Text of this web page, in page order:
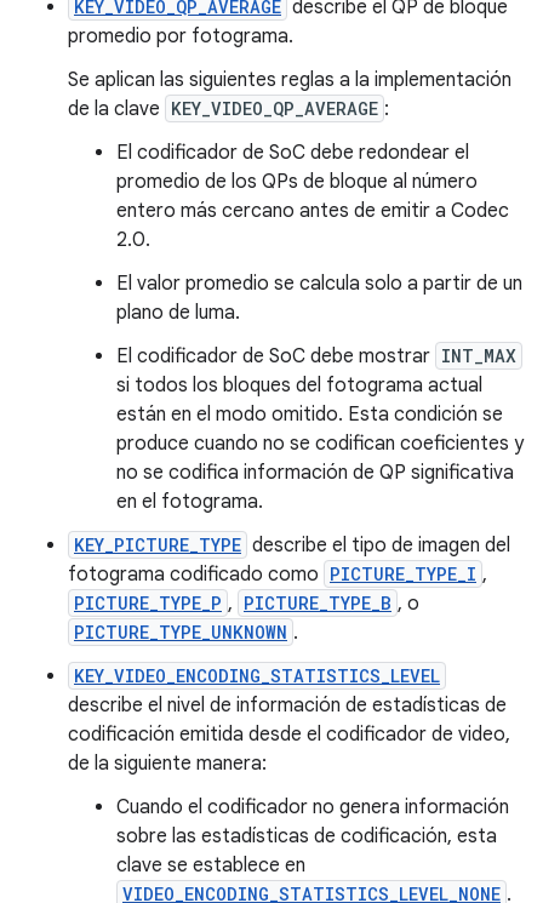
KEY_VIDEO_QP_AVERAGE describe el QP de bloque
promedio por fotograma.
Se aplican las siguientes reglas a la implementación
de la clave KEY_VIDEO_QP_AVERAGE :
El codificador de SoC debe redondear el
promedio de los QPs de bloque al número
entero más cercano antes de emitir a Codec
2.0.
El valor promedio se calcula solo a partir de un
plano de luma.
El codificador de SoC debe mostrar INT_MAX
si todos los bloques del fotograma actual
están en el modo omitido. Esta condición se
produce cuando no se codifican coeficientes y
no se codifica información de QP significativa
en el fotograma.
KEY_PICTURE_TYPE describe el tipo de imagen del
fotograma codificado como PICTURE_TYPE_I ,
PICTURE_TYPE_P , PICTURE_TYPE_B , o
PICTURE_TYPE_UNKNOWN .
KEY_VIDEO_ENCODING_STATISTICS_LEVEL
describe el nivel de información de estadísticas de
codificación emitida desde el codificador de video,
de la siguiente manera:
Cuando el codificador no genera información
sobre las estadísticas de codificación, esta
clave se establece en
VIDEO_ENCODING_STATISTICS_LEVEL_NONE .